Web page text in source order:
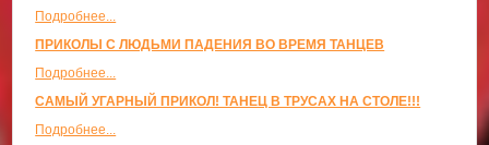
Подробнее...
ПРИКОЛЫ С ЛЮДЬМИ ПАДЕНИЯ ВО ВРЕМЯ ТАНЦЕВ
Подробнее...
САМЫЙ УГАРНЫЙ ПРИКОЛ! ТАНЕЦ В ТРУСАХ НА СТОЛЕ!!!
Подробнее...